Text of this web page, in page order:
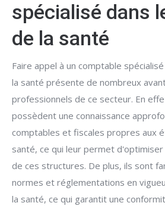
spécialisé dans
de la santé
Faire appel à un comptable
la santé présente de nombreux
professionnels de ce secteur. En
possèdent une connaissance
comptables et fiscales propres aux
santé, ce qui leur permet
de ces structures. De plus, ils sont
normes et réglementations en
la santé, ce qui garantit une